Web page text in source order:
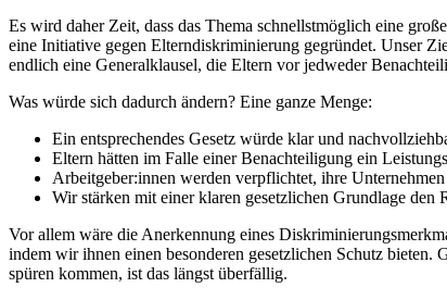
Es wird daher Zeit, dass das Thema schnellstmöglich eine
eine Initiative gegen Elterndiskriminierung gegründet. Unser
endlich eine Generalklausel, die Eltern vor jedweder
Was würde sich dadurch ändern? Eine ganze Menge:
Ein entsprechendes Gesetz würde klar und
Eltern hätten im Falle einer Benachteiligung ein
Arbeitgeber:innen werden verpflichtet, ihre
Wir stärken mit einer klaren gesetzlichen Grundlage
Vor allem wäre die Anerkennung eines
indem wir ihnen einen besonderen gesetzlichen Schutz
spüren kommen, ist das längst überfällig.